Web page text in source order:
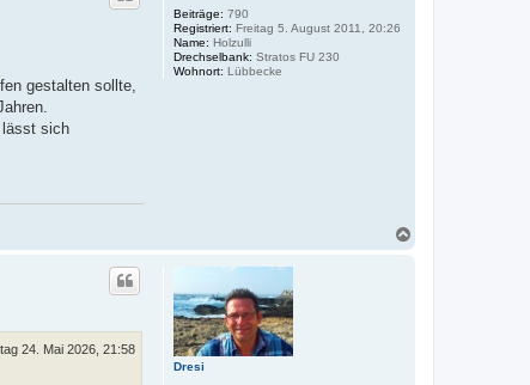
Beiträge: 790
Registriert: Freitag 5. August 2011, 20:26
Name: Holzulli
Drechselbank: Stratos FU 230
Wohnort: Lübbecke
gestalten sollte,
lässt sich
Dresi
24. Mai 2026, 21:58